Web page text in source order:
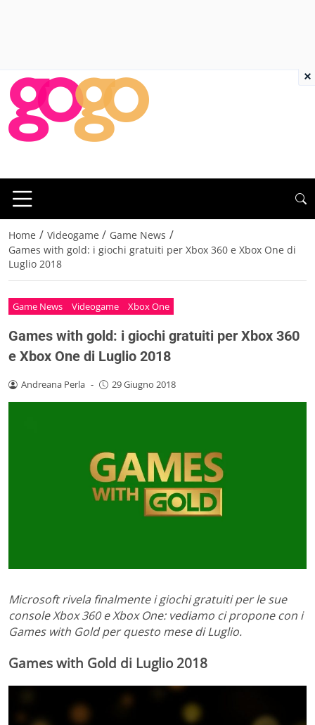
Home / Videogame / Game News /
Games with gold: i giochi gratuiti per Xbox 360 e Xbox One di
Luglio 2018
Game News Videogame Xbox One
Games with gold: i giochi gratuiti per Xbox 360
e Xbox One di Luglio 2018
Andreana Perla - 29 Giugno 2018
Microsoft rivela finalmente i giochi gratuiti per le sue
console Xbox 360 e Xbox One: vediamo ci propone con i
Games with Gold per questo mese di Luglio.
Games with Gold di Luglio 2018
×